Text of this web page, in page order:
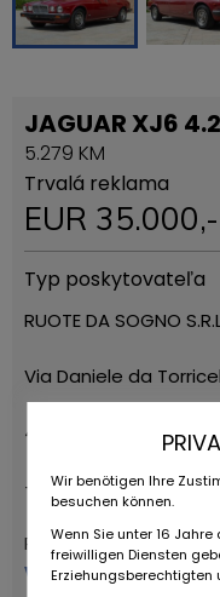
JAGUAR XJ6
5.279 KM
Trvalá reklama
EUR 35.000,-
Typ poskytovateľa
RUOTE DA SOGNO
Via Daniele da
42122 Reggio Emilia
+39 0522 268511
Ruote da Sogno
viac od tohto
Wir benötigen Ihre
besuchen können.
Wenn Sie unter 16
freiwilligen Diensten
Erziehungsberechtigten